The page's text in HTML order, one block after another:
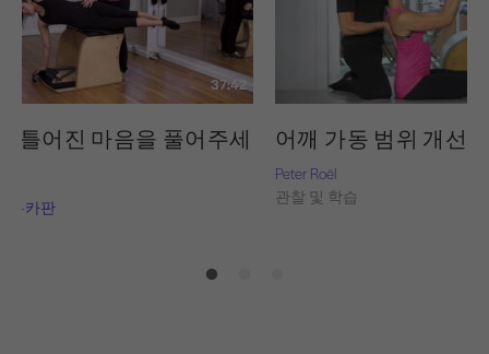
37:42
틀어진 마음을 풀어주세
리-카판
어깨 가동 범위 개선
Peter Roël
관찰 및 학습